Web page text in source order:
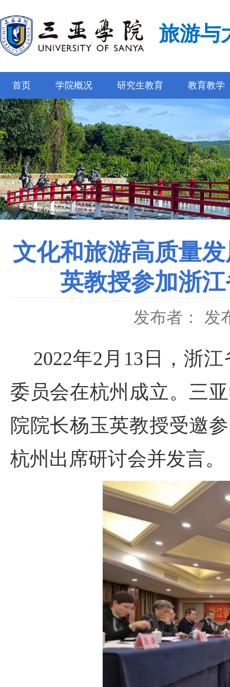
旅游与
首页 学院概况 研究生教育 教育教学
文化和旅游高质量
英教授参加浙
发布者： 发
2022年2月13日，浙江
委员会在杭州成立。三
院院长杨玉英教授受邀
杭州出席研讨会并发言。